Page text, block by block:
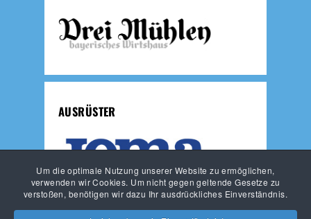
Um die optimale Nutzung unserer Website zu ermöglichen,
verwenden wir Cookies. Um nicht gegen geltende Gesetze zu
verstoßen, benötigen wir dazu Ihr ausdrückliches Einverständnis.
AUSRÜSTER